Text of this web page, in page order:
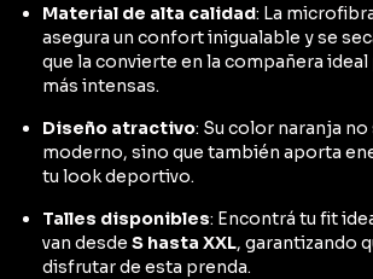
Material de alta calidad: La
asegura un confort inigualable y se
que la convierte en la compañera
más intensas.
Diseño atractivo: Su color naranja
moderno, sino que también aporta
tu look deportivo.
Talles disponibles: Encontrá tu fit
van desde S hasta XXL, garantizando
disfrutar de esta prenda.